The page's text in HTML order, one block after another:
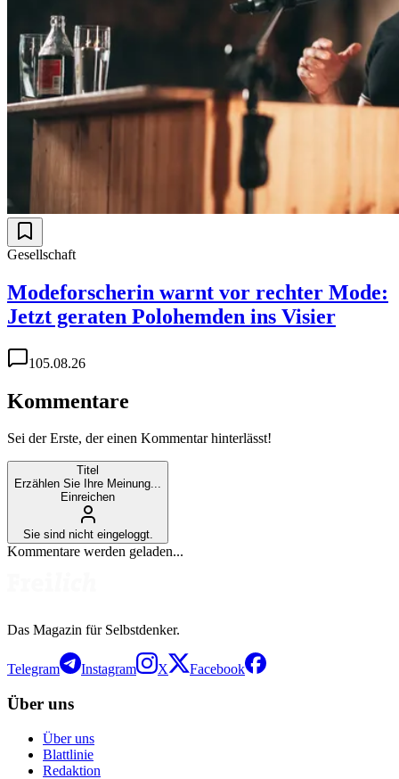
Gesellschaft
Modeforscherin warnt vor rechter Mode:
Jetzt geraten Polohemden ins Visier
105.08.26
Kommentare
Sei der Erste, der einen Kommentar hinterlässt!
Titel
Erzählen Sie Ihre Meinung...
Einreichen
Sie sind nicht eingeloggt.
Kommentare werden geladen...
Das Magazin für Selbstdenker.
Telegram Instagram X Facebook
Über uns
Über uns
Blattlinie
Redaktion